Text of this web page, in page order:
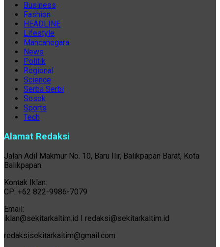
Business
Fashion
HEADLINE
Lifestyle
Mancanegara
News
Politik
Regional
Science
Serba Serbi
Sosok
Sports
Tech
Alamat Redaksi
Jalan Adil Makmur No. 10, Baru Ilir, Balikpapan Barat, Kota
Balikpapan.
Kontak Iklan:
CP: +62 822-9986-7079
Email:
iklan@sekitarkaltim.id I redaksi@sekitarkaltim.id
redaksisekitarkaltim@gmail.com